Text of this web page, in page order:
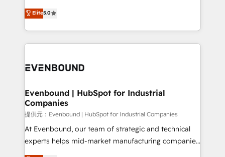
The synergies generated by these integrations,
together with the combination of talents, skills,
to accompany companies on their digital
helps mid-market revenue teams transform how
they sell, market, and serve. We don't just build your
HubSpot—we teach your team to own it, then stay
to help you keep winning. What We Do ⚙️ CRM
Data & Content 📈 Sales & Marketing Alignment +
Agent Creation 🔄 Custom Integrations & Data
Migration Why 1406 We become part of your team.
Your team learns while we build. We fix what others
broke. Built for mid-market reality—practical
solutions that work with your actual headcount and
Elite5.0
Evenbound | HubSpot for Industrial
Companies
提供元：Evenbound | HubSpot for Industrial Companies
At Evenbound, our team of strategic and technical
experts helps mid-market manufacturing companies
achieve real growth. We specialize in delivering